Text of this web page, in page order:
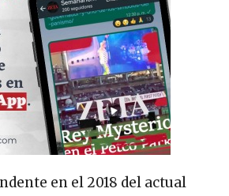
en el 2018 del actual